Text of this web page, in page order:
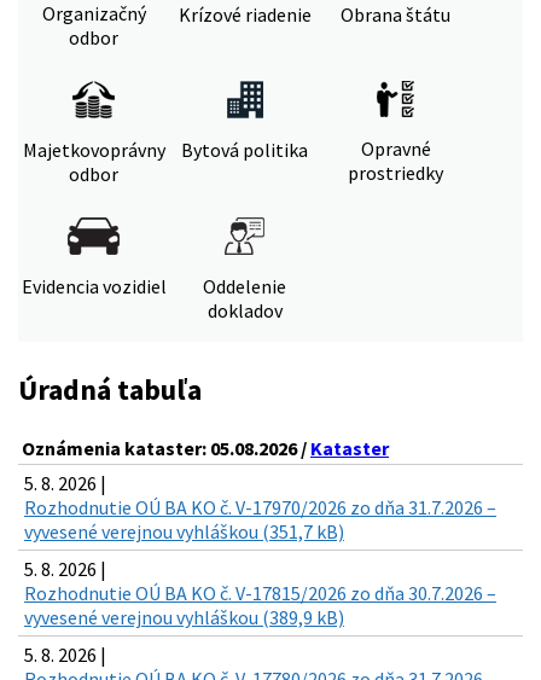
Organizačný
odbor
Krízové riadenie Obrana štátu
Majetkovoprávny
odbor
Bytová politika
Opravné
prostriedky
Evidencia vozidiel
Oddelenie
dokladov
Úradná tabuľa
Oznámenia kataster: 05.08.2026 / Kataster
5. 8. 2026 |
Rozhodnutie OÚ BA KO č. V-17970/2026 zo dňa 31.7.2026 –
vyvesené verejnou vyhláškou (351,7 kB)
5. 8. 2026 |
Rozhodnutie OÚ BA KO č. V-17815/2026 zo dňa 30.7.2026 –
vyvesené verejnou vyhláškou (389,9 kB)
5. 8. 2026 |